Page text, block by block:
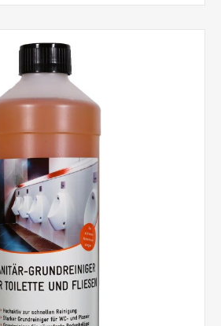
Rost. Beseitigt mühelos und
Hinterlässt Frische-
•
die tägliche Reinigung• Löst spontan
und Rost• Sehr gute Haftung auf
dadurch auch extrem hartnäckige
parfümiert• Die Tenside in diesem
Unterhaltsreiniger Solution ist nicht für
und säureempfindliche Steinflächen
Für eine nicht sachgemäße
entstehende Schäden kann keine
werden. Lieferbar sind: 750
im Karton / 600 Flaschen per
(90 Kanister per Europalette)10,1
per Europalette)